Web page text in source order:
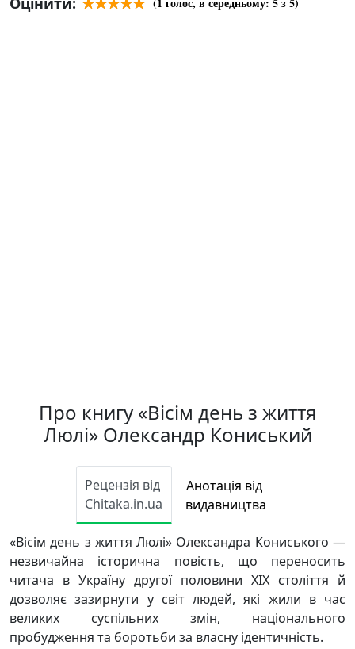
Про книгу «Вісім день з життя
Люлі» Олександр Кониський
Рецензія від
Chitaka.in.ua
Анотація від
видавництва
«Вісім день з життя Люлі» Олександра Кониського —
незвичайна історична повість, що переносить
читача в Україну другої половини XIX століття й
дозволяє зазирнути у світ людей, які жили в час
великих суспільних змін, національного
пробудження та боротьби за власну ідентичність.